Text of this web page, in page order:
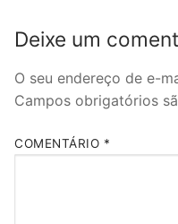
Deixe um
O seu endereço de e-
Campos obrigatórios
COMENTÁRIO *